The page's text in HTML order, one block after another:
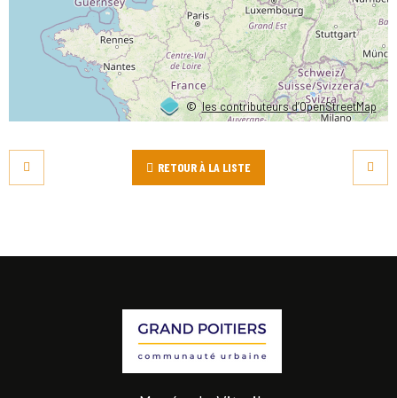
©les contributeurs d’OpenStreetMap
RETOUR À LA LISTE